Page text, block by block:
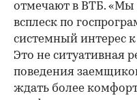
отмечают в ВТБ.
всплеск по
системный интерес
Это не ситуативная
поведения
ждать более